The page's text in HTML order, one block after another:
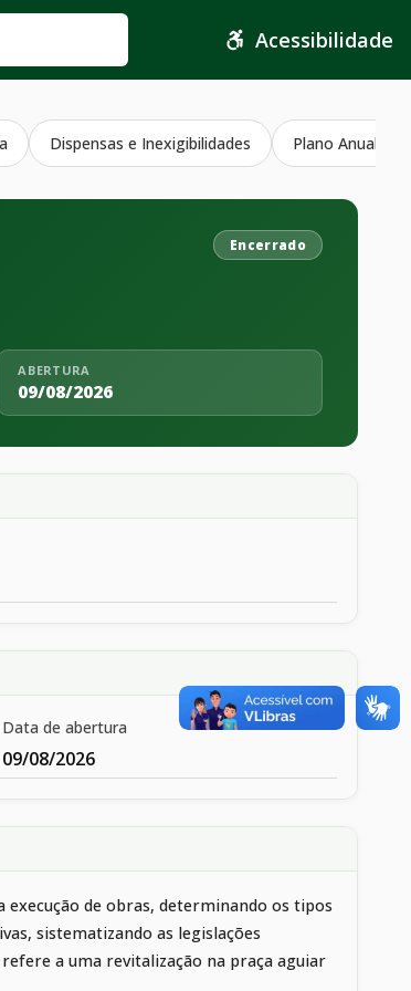
Acessibilidade
Dispensas e Inexigibilidades Plano Anual
Encerrado
ABERTURA
09/08/2026
Data de abertura
09/08/2026
de obras, determinando os tipos
sistematizando as legislações
a uma revitalização na praça aguiar